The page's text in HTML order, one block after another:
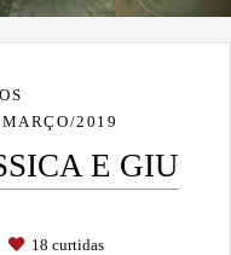
2019
E GIU
18 curtidas